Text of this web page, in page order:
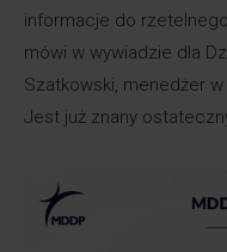
informacje do
mówi w wywiadzie dla
Szatkowski, menedżer
Jest już znany